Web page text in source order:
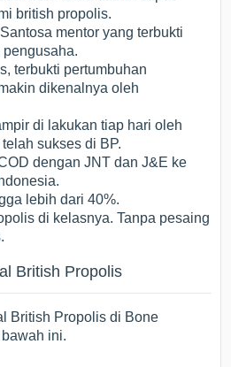
british propolis.
mentor yang terbukti
terbukti pertumbuhan
dikenalnya oleh
di lakukan tiap hari oleh
sukses di BP.
dengan JNT dan J&E ke
lebih dari 40%.
di kelasnya. Tanpa pesaing
British Propolis
British Propolis di Bone
ini.